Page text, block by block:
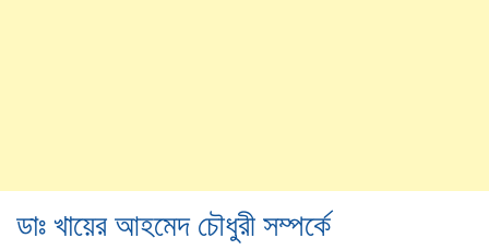
ডাঃ খায়ের আহমেদ চৌধুরী সম্পর্কে